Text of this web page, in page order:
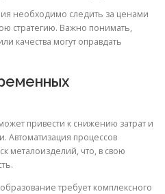
необходимо следить за ценами
стратегию. Важно понимать,
качества могут оправдать
привести к снижению затрат и
Автоматизация процессов
металоизделий, что, в свою
требует комплексного